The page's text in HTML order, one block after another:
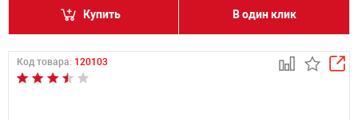
Купить В один клик
Код товара: 120103